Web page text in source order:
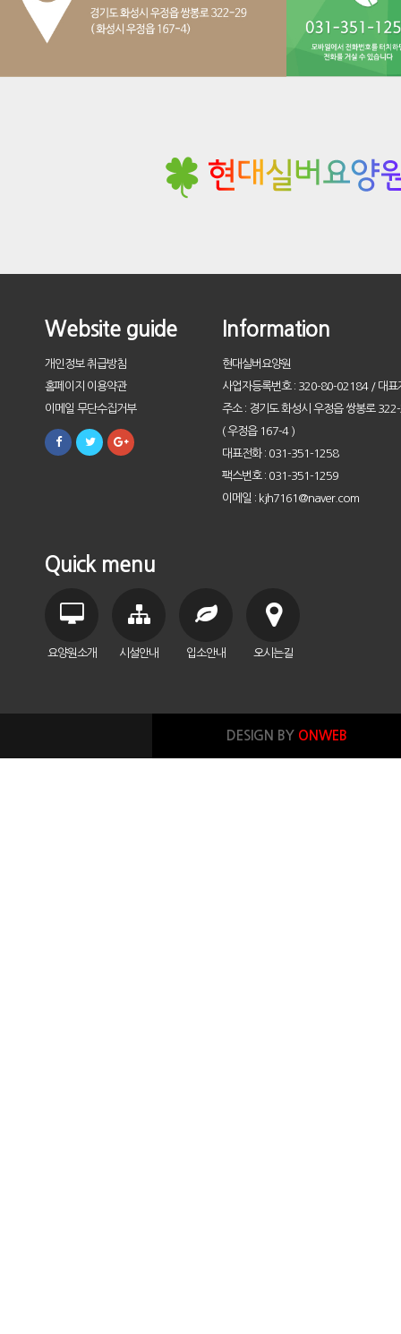
Website guide
개인정보 취급방침
홈페이지 이용약관
이메일 무단수집거부
Information
현대실버요양원
사업자등록번호 : 320-80-02184 / 대표
주소 : 경기도 화성시 우정읍 쌍봉로
( 우정읍 167-4 )
대표전화 : 031-351-1258
팩스번호 : 031-351-1259
이메일 : kjh7161@naver.com
Quick menu
요양원소개 시설안내 입소안내 오시는길
DESIGN BY ONWEB